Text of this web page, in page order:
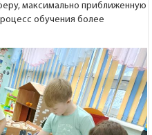
максимально приближенную
обучения более